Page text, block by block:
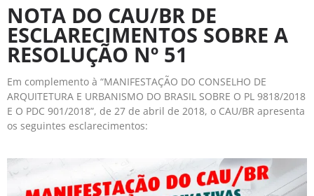
NOTA DO CAU/BR DE
ESCLARECIMENTOS SOBRE A
RESOLUÇÃO Nº 51
Em complemento à “MANIFESTAÇÃO DO CONSELHO DE
ARQUITETURA E URBANISMO DO BRASIL SOBRE O PL 9818/2018
E O PDC 901/2018”, de 27 de abril de 2018, o CAU/BR apresenta
os seguintes esclarecimentos: